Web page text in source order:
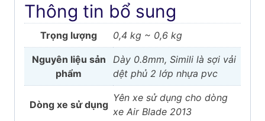
Thông tin bổ sung
Trọng lượng 0,4 kg ~ 0,6 kg
Nguyên liệu sản
phẩm
Dày 0.8mm, Simili là sợi vải
dệt phủ 2 lớp nhựa pvc
Dòng xe sử dụng
Yên xe sử dụng cho dòng
xe Air Blade 2013